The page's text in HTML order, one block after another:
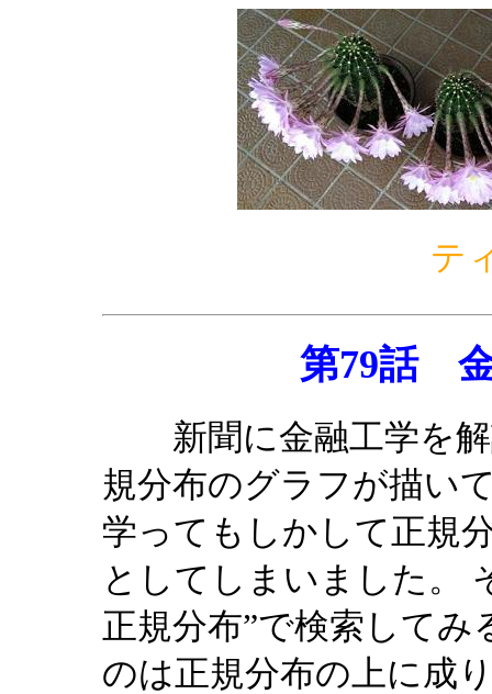
テ
第79話
新聞に金融工学を解
規分布のグラフが描い
学ってもしかして正規
としてしまいました
正規分布”で検索して
のは正規分布の上に成